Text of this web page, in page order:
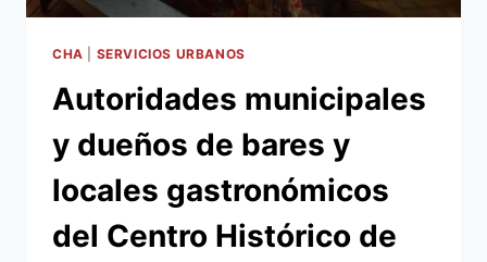
CHA SERVICIOS URBANOS
Autoridades municipales
y dueños de bares y
locales gastronómicos
del Centro Histórico de